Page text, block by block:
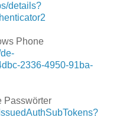
details?
Phone
2336-4950-91ba-
Passwörter